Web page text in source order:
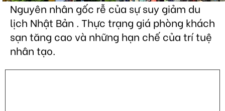
Nguyên nhân gốc rễ của sự suy giảm du
lịch Nhật Bản . Thực trạng giá phòng khách
sạn tăng cao và những hạn chế của trí tuệ
nhân tạo.